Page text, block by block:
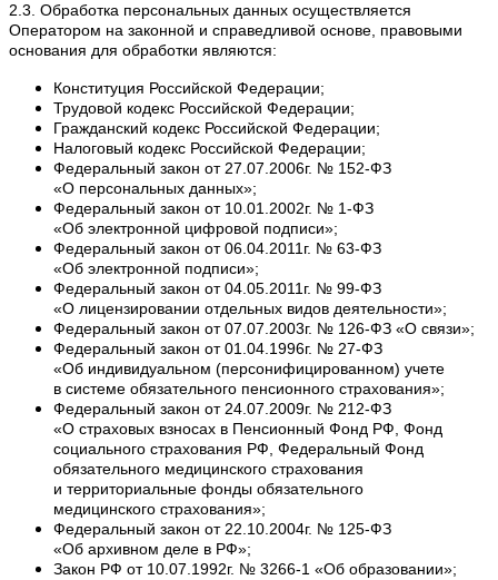
2.3. Обработка персональных данных осуществляется
Оператором на законной и справедливой основе, правовыми
основания для обработки являются:
Конституция Российской Федерации;
Трудовой кодекс Российской Федерации;
Гражданский кодекс Российской Федерации;
Налоговый кодекс Российской Федерации;
Федеральный закон от 27.07.2006г. № 152-ФЗ
«О персональных данных»;
Федеральный закон от 10.01.2002г. № 1-ФЗ
«Об электронной цифровой подписи»;
Федеральный закон от 06.04.2011г. № 63-ФЗ
«Об электронной подписи»;
Федеральный закон от 04.05.2011г. № 99-ФЗ
«О лицензировании отдельных видов деятельности»;
Федеральный закон от 07.07.2003г. № 126-ФЗ «О связи»;
Федеральный закон от 01.04.1996г. № 27-ФЗ
«Об индивидуальном (персонифицированном) учете
в системе обязательного пенсионного страхования»;
Федеральный закон от 24.07.2009г. № 212-ФЗ
«О страховых взносах в Пенсионный Фонд РФ, Фонд
социального страхования РФ, Федеральный Фонд
обязательного медицинского страхования
и территориальные фонды обязательного
медицинского страхования»;
Федеральный закон от 22.10.2004г. № 125-ФЗ
«Об архивном деле в РФ»;
Закон РФ от 10.07.1992г. № 3266-1 «Об образовании»;